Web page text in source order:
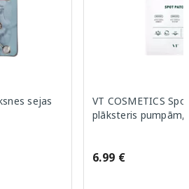
sejas
VT COSMETICS
plāksteris pumpām,
6.99 €